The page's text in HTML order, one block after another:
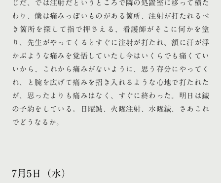
じだ、では注射だというところで隣の処置室に移って横た
わり、僕は痛みっぽいものがある箇所、注射が打たれるべ
き箇所を探して指で押さえる、看護師がそこに何かを塗
り、先生がやってくるとすぐに注射が打たれ、額に汗が浮
かぶような痛みを覚悟していたし今はいくらでも痛くてい
いから、これから痛みがないように、思う存分にやってく
れ、と腕を広げて痛みを招き入れるような心地で打たれた
が、思ったよりも痛みはなく、すぐに終わった。明日は鍼
の予約をしている。日曜鍼、火曜注射、水曜鍼、さあこれ
でどうなるか。
7月5日（水）